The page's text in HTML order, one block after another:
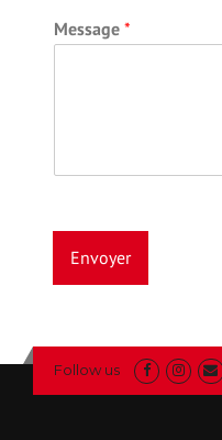
Message *
Envoyer
Follow us